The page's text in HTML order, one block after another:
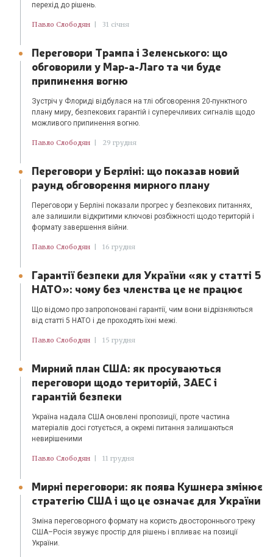
перехід до рішень.
Павло Слободян 31 січня
Переговори Трампа і Зеленського: що
обговорили у Мар-а-Лаго та чи буде
припинення вогню
Зустріч у Флориді відбулася на тлі обговорення 20-пунктного
плану миру, безпекових гарантій і суперечливих сигналів щодо
можливого припинення вогню.
Павло Слободян 29 грудня
Переговори у Берліні: що показав новий
раунд обговорення мирного плану
Переговори у Берліні показали прогрес у безпекових питаннях,
але залишили відкритими ключові розбіжності щодо територій і
формату завершення війни.
Павло Слободян 16 грудня
Гарантії безпеки для України «як у статті 5
НАТО»: чому без членства це не працює
Що відомо про запропоновані гарантії, чим вони відрізняються
від статті 5 НАТО і де проходять їхні межі.
Павло Слободян 15 грудня
Мирний план США: як просуваються
переговори щодо територій, ЗАЕС і
гарантій безпеки
Україна надала США оновлені пропозиції, проте частина
матеріалів досі готується, а окремі питання залишаються
невирішеними
Павло Слободян 11 грудня
Мирні переговори: як поява Кушнера змінює
стратегію США і що це означає для України
Зміна переговорного формату на користь двостороннього треку
США–Росія звужує простір для рішень і впливає на позиції
України.